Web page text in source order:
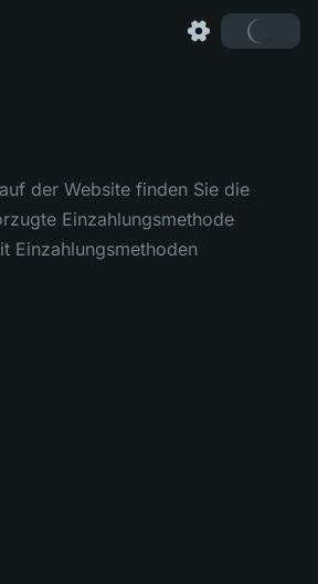
der Website finden Sie die
Einzahlungsmethode
Einzahlungsmethoden